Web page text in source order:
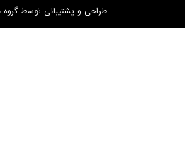
طراحی و پشتیبانی توسط گروه نرم افزاری